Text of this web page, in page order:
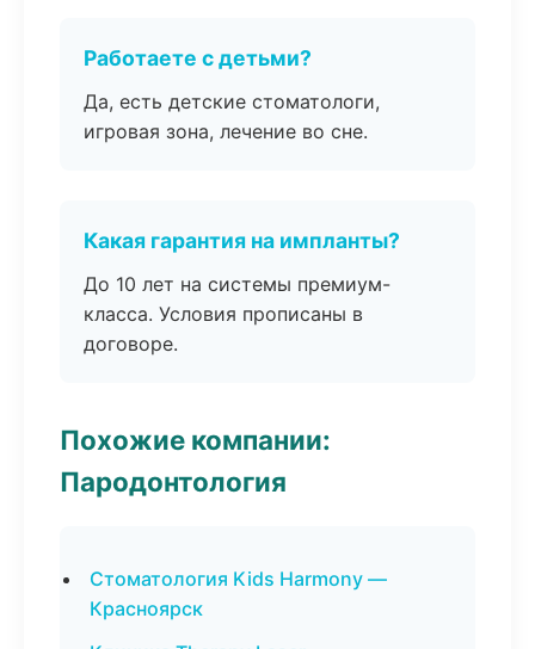
Работаете с детьми?
Да, есть детские стоматологи,
игровая зона, лечение во сне.
Какая гарантия на импланты?
До 10 лет на системы премиум-
класса. Условия прописаны в
договоре.
Похожие компании:
Пародонтология
Стоматология Kids Harmony —
Красноярск